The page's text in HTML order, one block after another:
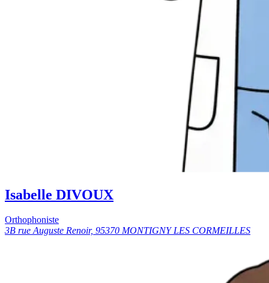
Isabelle DIVOUX
Orthophoniste
3B rue Auguste Renoir, 95370 MONTIGNY LES CORMEILLES